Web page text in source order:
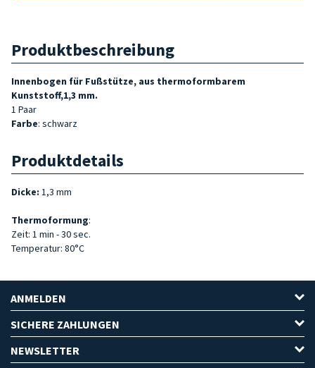
Produktbeschreibung
Innenbogen für Fußstütze, aus thermoformbarem
Kunststoff,1,3 mm.
1 Paar
Farbe: schwarz
Produktdetails
Dicke: 1,3 mm
Thermoformung:
Zeit: 1 min - 30 sec.
Temperatur: 80°C
ANMELDEN
SICHERE ZAHLUNGEN
NEWSLETTER